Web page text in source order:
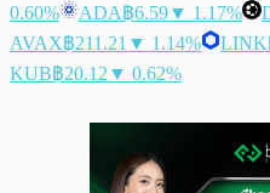
0.60%
ADA฿6.59▼ 1.17%
AVAX฿211.21 ▼ 1.14% LINK
KUB฿20.12 ▼ 0.62%